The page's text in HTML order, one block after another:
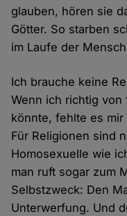
glauben, hören sie
Götter. So starben
im Laufe der
Ich brauche keine
Wenn ich richtig
könnte, fehlte es mir
Für Religionen sind
Homosexuelle wie
man ruft sogar zum
Selbstzweck: Den
Unterwerfung. Und